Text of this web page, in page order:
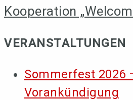
Kooperation
VERANSTALTUNGEN
Sommerfest 2026
Vorankündigung